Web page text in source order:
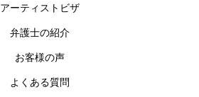
アーティストビザ
弁護士の紹介
お客様の声
よくある質問